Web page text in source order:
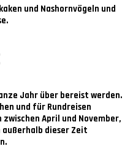
und Nashornvögeln und
Jahr über bereist werden.
und für Rundreisen
zwischen April und November,
dieser Zeit